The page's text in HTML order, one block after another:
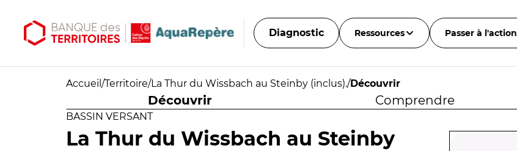
Diagnostic Ressources Passer à l'action
Accueil /Territoire/La Thur du Wissbach au Steinby (inclus)./Découvrir
Découvrir Comprendre
BASSIN VERSANT
La Thur du Wissbach au Steinby